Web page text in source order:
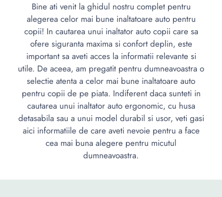
Bine ati venit la ghidul nostru complet pentru
alegerea celor mai bune inaltatoare auto pentru
copii! In cautarea unui inaltator auto copii care sa
ofere siguranta maxima si confort deplin, este
important sa aveti acces la informatii relevante si
utile. De aceea, am pregatit pentru dumneavoastra o
selectie atenta a celor mai bune inaltatoare auto
pentru copii de pe piata. Indiferent daca sunteti in
cautarea unui inaltator auto ergonomic, cu husa
detasabila sau a unui model durabil si usor, veti gasi
aici informatiile de care aveti nevoie pentru a face
cea mai buna alegere pentru micutul
dumneavoastra.